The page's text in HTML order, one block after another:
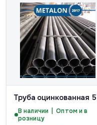
Труба оцинкованная
В наличии | Оптом и в
розницу